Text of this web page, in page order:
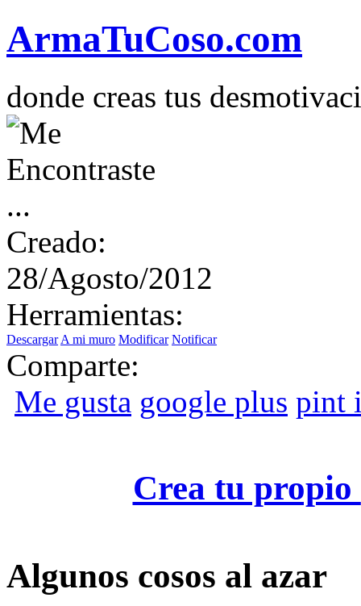
ArmaTuCoso.com
donde creas tus
Creado:
28/Agosto/2012
Herramientas:
Descargar A mi muro Modificar Notificar
Comparte:
Me gusta google plus pint
Crea tu propio
Algunos cosos al azar